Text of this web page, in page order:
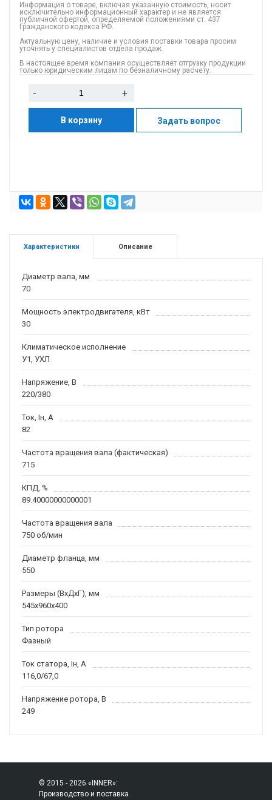
Информация о товаре, включая указанную стоимость, носит
исключительно информационный характер и не является
публичной офертой, определяемой положениями ст. 437
Гражданского кодекса РФ.
Актуальную цену, наличие и условия поставки товара просим
уточнять у специалистов отдела продаж.
В настоящее время компания осуществляет отгрузку продукции
только юридическим лицам по безналичному расчету.
- +
В корзину Задать вопрос
Характеристики Описание
Диаметр вала, мм
70
Мощность электродвигателя, кВт
30
Климатическое исполнение
У1, УХЛ
Напряжение, В
220/380
Ток, Iн, А
82
Частота вращения вала (фактическая)
715
КПД, %
89.40000000000001
Частота вращения вала
750 об/мин
Диаметр фланца, мм
550
Размеры (ВхДхГ), мм
545x960x400
Тип ротора
Фазный
Ток статора, Iн, А
116,0/67,0
Напряжение ротора, В
249
© 2015 - 2026 «INNER»:
Производство и поставка